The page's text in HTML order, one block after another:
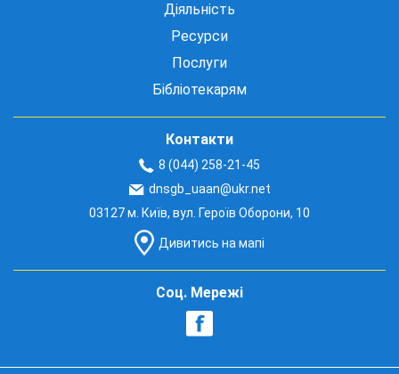
Діяльність
Ресурси
Послуги
Бібліотекарям
Контакти
8 (044) 258-21-45
dnsgb_uaan@ukr.net
03127 м. Київ, вул. Героїв Оборони, 10
Дивитись на мапі
Соц. Мережі